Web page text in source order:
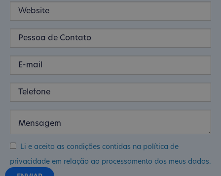
Li e aceito as condições contidas na política de
privacidade em relação ao processamento dos meus dados.